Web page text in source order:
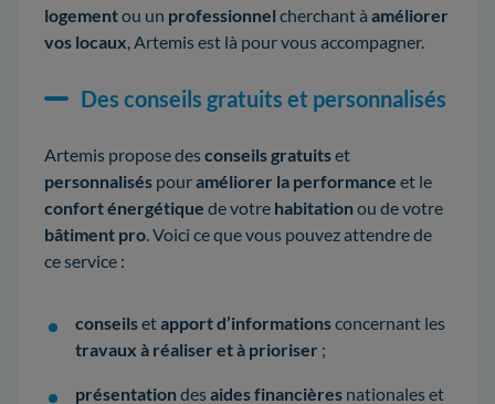
logementou un professionnel cherchant à améliorer
vos locaux , Artemis est là pour vous accompagner.
Des conseils gratuits et personnalisés
Artemis propose desconseils gratuitset
personnalisés pouraméliorer la performance et le
confort énergétique de votre habitationou de votre
bâtiment pro . Voici ce que vous pouvez attendre de
ce service :
conseilsetapport d’informationsconcernant les
travaux à réaliser et à prioriser ;
présentationdesaides financières nationales et